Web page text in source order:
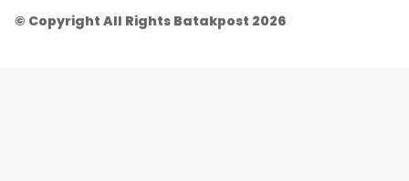
© Copyright All Rights Batakpost 2026